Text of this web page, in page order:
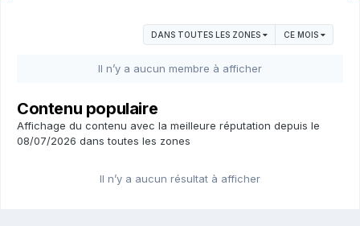
DANS TOUTES LES ZONES CE MOIS
Il n’y a aucun membre à afficher
Contenu populaire
Affichage du contenu avec la meilleure réputation depuis le
08/07/2026 dans toutes les zones
Il n’y a aucun résultat à afficher